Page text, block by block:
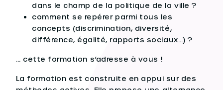
dans le champ de la politique de la ville ?
comment se repérer parmi tous les
concepts (discrimination, diversité,
différence, égalité, rapports sociaux…) ?
… cette formation s’adresse à vous !
La formation est construite en appui sur des